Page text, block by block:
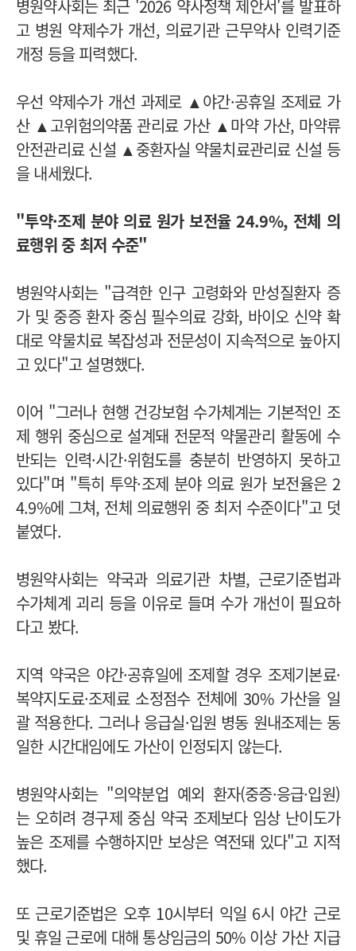
병원약사회는 최근 '2026 약사정책 제안서'를 발표하
고 병원 약제수가 개선, 의료기관 근무약사 인력기준
개정 등을 피력했다.
우선 약제수가 개선 과제로 ▲야간·공휴일 조제료 가
산 ▲고위험의약품 관리료 가산 ▲마약 가산, 마약류
안전관리료 신설 ▲중환자실 약물치료관리료 신설 등
을 내세웠다.
"투약·조제 분야 의료 원가 보전율 24.9%, 전체 의
료행위 중 최저 수준"
병원약사회는 "급격한 인구 고령화와 만성질환자 증
가 및 중증 환자 중심 필수의료 강화, 바이오 신약 확
대로 약물치료 복잡성과 전문성이 지속적으로 높아지
고 있다"고 설명했다.
이어 "그러나 현행 건강보험 수가체계는 기본적인 조
제 행위 중심으로 설계돼 전문적 약물관리 활동에 수
반되는 인력·시간·위험도를 충분히 반영하지 못하고
있다"며 "특히 투약·조제 분야 의료 원가 보전율은 2
4.9%에 그쳐, 전체 의료행위 중 최저 수준이다"고 덧
붙였다.
병원약사회는 약국과 의료기관 차별, 근로기준법과
수가체계 괴리 등을 이유로 들며 수가 개선이 필요하
다고 봤다.
지역 약국은 야간·공휴일에 조제할 경우 조제기본료·
복약지도료·조제료 소정점수 전체에 30% 가산을 일
괄 적용한다. 그러나 응급실·입원 병동 원내조제는 동
일한 시간대임에도 가산이 인정되지 않는다.
병원약사회는 "의약분업 예외 환자(중증·응급·입원)
는 오히려 경구제 중심 약국 조제보다 임상 난이도가
높은 조제를 수행하지만 보상은 역전돼 있다"고 지적
했다.
또 근로기준법은 오후 10시부터 익일 6시 야간 근로
및 휴일 근로에 대해 통상임금의 50% 이상 가산 지급